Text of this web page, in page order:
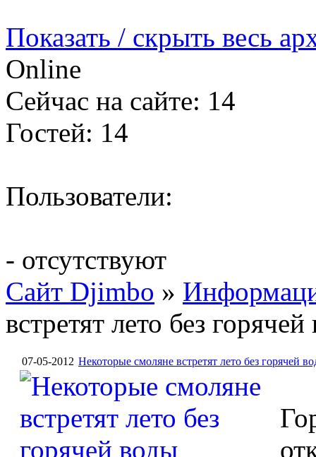
Показать / скрыть весь
Online
Сейчас на сайте: 14
Гостей: 14
Пользователи:
- отсутствуют
Сайт Djimbo »
встретят лето без
07-05-2012 Некоторые смоляне встретят лето без горячей